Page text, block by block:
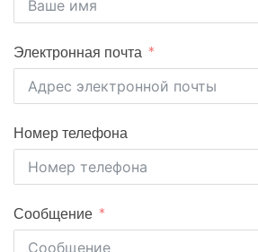
Электронная почта
Номер телефона
Сообщение